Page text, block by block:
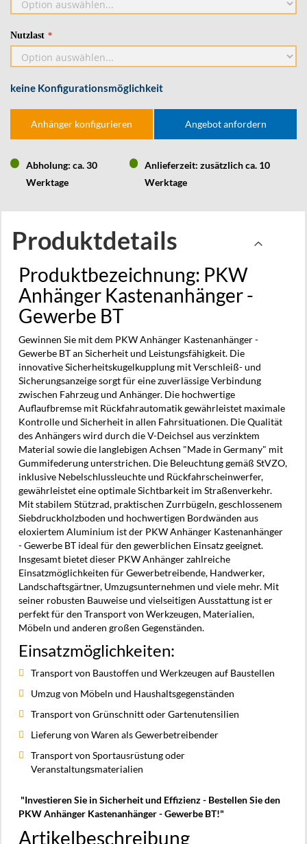
Nutzlast
keine Konfigurationsmöglichkeit
Anhänger konfigurieren Angebot anfordern
Abholung: ca. 30
Werktage
Anlieferzeit: zusätzlich ca. 10
Werktage
Produktdetails
Produktbezeichnung: PKW
AnhängerKastenanhänger -
Gewerbe BT
Gewinnen Sie mit dem PKW AnhängerKastenanhänger -
Gewerbe BT an Sicherheit und Leistungsfähigkeit. Die
innovative Sicherheitskugelkupplung mit Verschleiß- und
Sicherungsanzeige sorgt für eine zuverlässige Verbindung
zwischen Fahrzeug und Anhänger. Die hochwertige
Auflaufbremse mit Rückfahrautomatik gewährleistet maximale
Kontrolle und Sicherheit in allen Fahrsituationen. Die Qualität
des Anhängers wird durch die V-Deichsel aus verzinktem
Material sowie die langlebigen Achsen "Made in Germany" mit
Gummifederung unterstrichen. Die Beleuchtung gemäß StVZO,
inklusive Nebelschlussleuchte und Rückfahrscheinwerfer,
gewährleistet eine optimale Sichtbarkeit im Straßenverkehr.
Mit stabilem Stützrad, praktischen Zurrbügeln, geschlossenem
Siebdruckholzboden und hochwertigen Bordwänden aus
eloxiertem Aluminium ist der PKW Anhänger Kastenanhänger
- Gewerbe BT ideal für den gewerblichen Einsatz geeignet.
Insgesamt bietet dieser PKW Anhänger zahlreiche
Einsatzmöglichkeiten für Gewerbetreibende, Handwerker,
Landschaftsgärtner, Umzugsunternehmen und viele mehr. Mit
seiner robusten Bauweise und vielseitigen Ausstattung ist er
perfekt für den Transport von Werkzeugen, Materialien,
Möbeln und anderen großen Gegenständen.
Einsatzmöglichkeiten:
Transport von Baustoffen und Werkzeugen auf Baustellen
Umzug von Möbeln und Haushaltsgegenständen
Transport von Grünschnitt oder Gartenutensilien
Lieferung von Waren als Gewerbetreibender
Transport von Sportausrüstung oder
Veranstaltungsmaterialien
"Investieren Sie in Sicherheit und Effizienz - Bestellen Sie den
PKW Anhänger Kastenanhänger - Gewerbe BT!"
Artikelbeschreibung